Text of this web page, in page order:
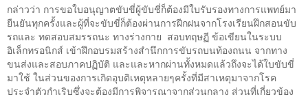
กล่าวว่า การขอใบอนุญาตขับขี่ผู้ขับชี่ก็ต้องมีใบรับรองทางการแพทย์มา
ยืนยันทุกครั้งและผู้ที่จะขับขี่ก็ต้องผ่านการฝีกฝนจากโรงเรียนฝึกสอนขับ
รถและ ทดสอบสมรรถนะ ทางร่างกาย สอบทฤษฏี ข้อเขียนในระบบ
อิเล็กทรอนิกส์ เข้าฝึกอบรมสร้างสำนึกการขับรถบนท้องถนน จากทาง
ขนส่งและสอบภาคปฏิบัติ และและหากผ่านทั้งหมดแล้วถึงจะได้ใบขับขี่
มาใช้ ในส่วนของการเกิดอุบติเหตุหลายๆครั้งที่มีสาเหตุมาจากโรค
ประจำตัวกำเริบซึ่งจะต้องมีการพิจารณาจากส่วนกลาง ส่วนที่เกี่ยวข้อง